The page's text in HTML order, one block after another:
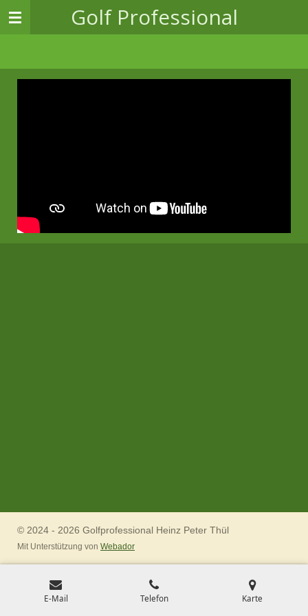
Zum
Hauptinhalt
Golf Professional
© 2024 - 2026 Golfprofessional Heinz Peter Thül
Mit Unterstützung von Webador
E-Mail Telefon Karte